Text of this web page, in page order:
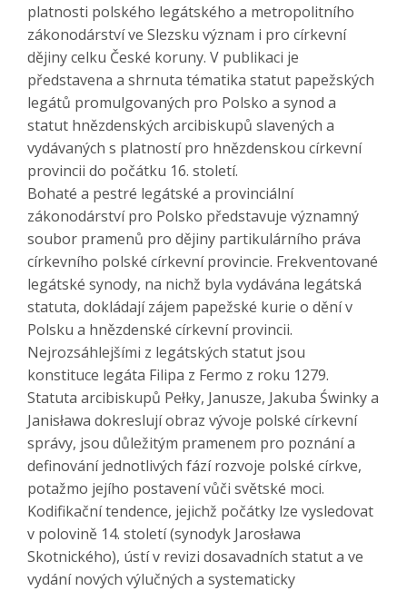
platnosti polského legátského a metropolitního
zákonodárství ve Slezsku význam i pro církevní
dějiny celku České koruny. V publikaci je
představena a shrnuta tématika statut papežských
legátů promulgovaných pro Polsko a synod a
statut hnězdenských arcibiskupů slavených a
vydávaných s platností pro hnězdenskou církevní
provincii do počátku 16. století.
Bohaté a pestré legátské a provinciální
zákonodárství pro Polsko představuje významný
soubor pramenů pro dějiny partikulárního práva
církevního polské církevní provincie. Frekventované
legátské synody, na nichž byla vydávána legátská
statuta, dokládají zájem papežské kurie o dění v
Polsku a hnězdenské církevní provincii.
Nejrozsáhlejšími z legátských statut jsou
konstituce legáta Filipa z Fermo z roku 1279.
Statuta arcibiskupů Pełky, Janusze, Jakuba Świnky a
Janisława dokreslují obraz vývoje polské církevní
správy, jsou důležitým pramenem pro poznání a
definování jednotlivých fází rozvoje polské církve,
potažmo jejího postavení vůči světské moci.
Kodifikační tendence, jejichž počátky lze vysledovat
v polovině 14. století (synodyk Jarosława
Skotnického), ústí v revizi dosavadních statut a ve
vydání nových výlučných a systematicky